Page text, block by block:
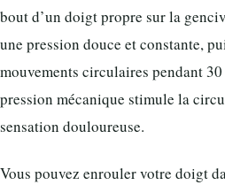
bout d’un doigt propre sur la
une pression douce et constante,
mouvements circulaires pendant
pression mécanique stimule la
sensation douloureuse.
Vous pouvez enrouler votre doigt